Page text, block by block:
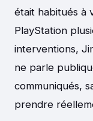
était habitués à
PlayStation
interventions,
ne parle
communiqués,
prendre